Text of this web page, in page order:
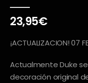
23,95€
¡ACTUALIZACION! 07
Actualmente Duke
decoración original